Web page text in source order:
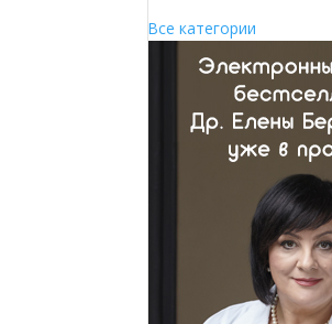
Все категории